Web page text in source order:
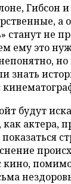
Гибсон
а
станут не
ему это
знать
будут
как актера,
помимо